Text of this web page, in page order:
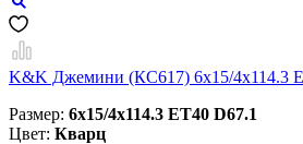
K&K Джемини (КС617) 6x15/4x114.3
Размер: 6x15/4x114.3 ET40 D67.1
Цвет: Кварц